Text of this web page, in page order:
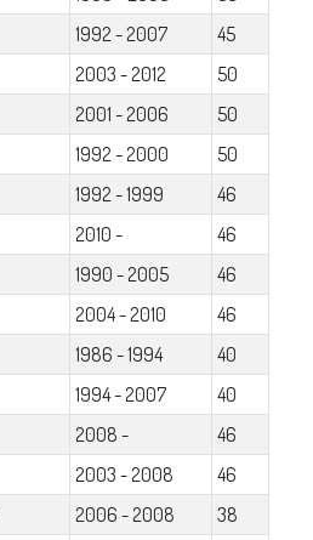
1992 - 2007
45
2003 - 2012
50
2001 - 2006
50
1992 - 2000
50
1992 - 1999
46
2010 -
46
1990 - 2005
46
2004 - 2010
46
1986 - 1994
40
1994 - 2007
40
2008 -
46
2003 - 2008
46
2006 - 2008
38